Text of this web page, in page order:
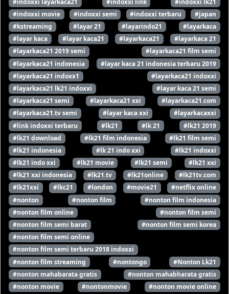
#indoxxi movie
#indoxxi semi #indoxxi terbaru
#japan
#kstreaming
#layar 21 #layarindo21
#layarkaca
#layar kaca
#layar kaca21 #layarkaca21
#layarkaca 21
#layarkaca21 2019 semi
#layarkaca21 film semi
#layarkaca21 indonesia
#layar kaca 21 indonesia terbaru 2019
#layarkaca21 indoxx1
#layarkaca21 indoxxi
#layarkaca21 lk21 indoxxi
#layar kaca 21 semi
#layarkaca21 semi
#layarkaca21 xxi
#layarkaca21.com
#layarkaca21.tv semi
#layar kaca xxi
#layarkacaxxi
#link indoxxi terbaru
#lk21 #lk 21
#lk21 2019
#lk21 download
#lk21 film indonesia
#lk21 film semi
#lk21 indonesia
#lk 21 indo xxi
#lk21 indoxxi
#lk21 indo xxi
#lk21 movie #lk21 semi
#lk21 xxi
#lk21 xxi indonesia
#lk21.tv #lk21online
#lk21tv.com
#lk21xxi
#lkc21 #london #movie21
#netflix online
#nonton
#nonton film
#nonton film indonesia
#nonton film online
#nonton film semi
#nonton film semi barat
#nonton film semi korea
#nonton film semi online
#nonton film semi terbaru 2018 indoxxi
#nonton film streaming
#nontongo
#Nonton Lk21
#nonton mahabarata gratis
#nonton mahabharata gratis
#nonton movie
#nontonmovie
#nonton movie online